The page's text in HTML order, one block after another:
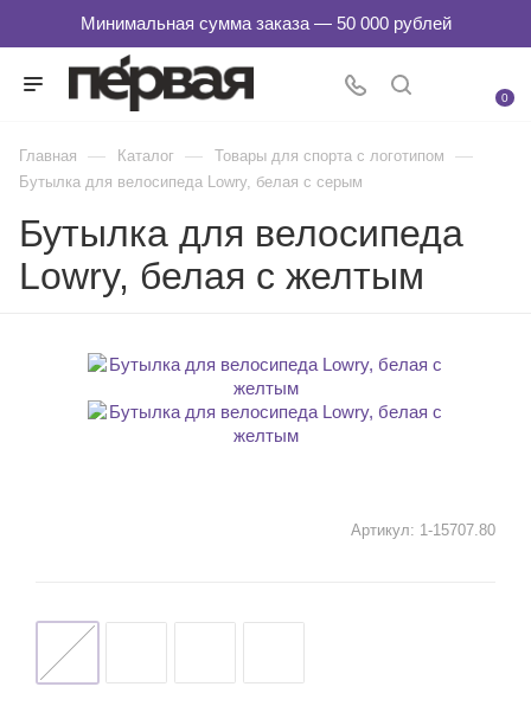
0
Главная — Каталог — Товары для спорта с логотипом —
Бутылка для велосипеда Lowry, белая с серым
Бутылка для велосипеда
Lowry, белая с желтым
Артикул: 1-15707.80